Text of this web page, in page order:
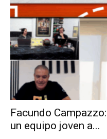
Facundo
un equipo joven a...